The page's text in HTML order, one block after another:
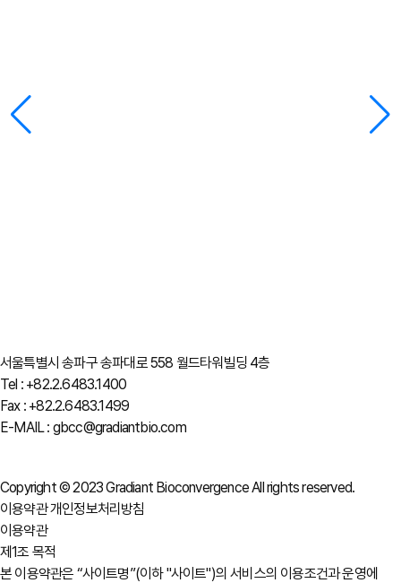
서울특별시 송파구 송파대로 558 월드타워빌딩 4층
Tel : +82.2.6483.1400
Fax : +82.2.6483.1499
E-MAIL : gbcc@gradiantbio.com
Copyright © 2023 Gradiant Bioconvergence All rights reserved.
이용약관개인정보처리방침
이용약관
제1조 목적
본 이용약관은 “사이트명”(이하 "사이트")의 서비스의 이용조건과 운영에